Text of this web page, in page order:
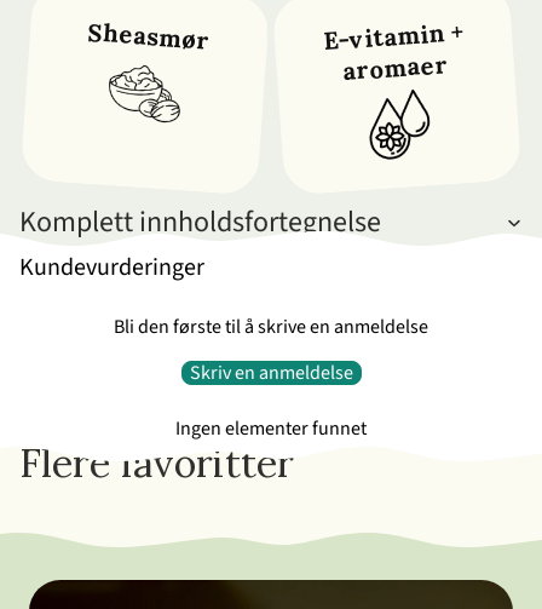
Sheasmør E-vitamin +
aromaer
Komplett innholdsfortegnelse
Kundevurderinger
Bli den første til å skrive en anmeldelse
Skriv en anmeldelse
Ingen elementer funnet
Flere favoritter